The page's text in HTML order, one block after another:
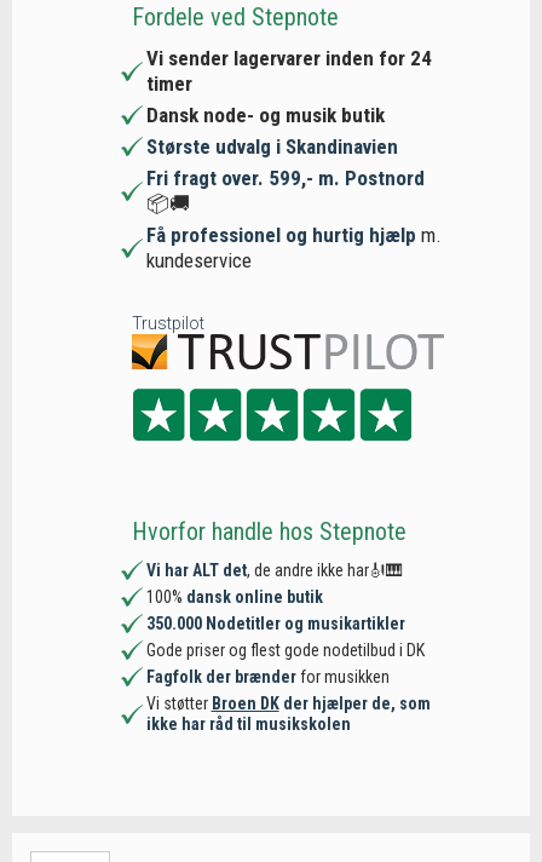
Fordele ved Stepnote
Vi sender lagervarer inden for 24
timer
Dansk node- og musik butik
Største udvalg i Skandinavien
Fri fragt over. 599,- m. Postnord
📦🚚
Få professionel og hurtig hjælp m.
kundeservice
Trustpilot
Hvorfor handle hos Stepnote
Vi har ALT det, de andre ikke har🎻🎹
100% dansk online butik
350.000 Nodetitler og musikartikler
Gode priser og flest gode nodetilbud i DK
Fagfolk der brænderfor musikken
Vi støtter Broen DKder hjælper de, som
ikke har råd til musikskolen